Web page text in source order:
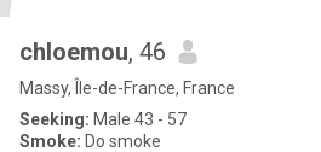
chloemou, 46
Massy, Île-de-France, France
Seeking: Male 43 - 57
Smoke: Do smoke